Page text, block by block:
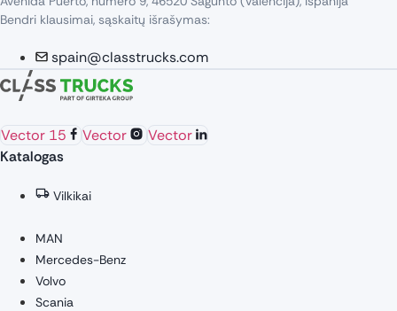
Bendri klausimai, sąskaitų išrašymas:
spain@classtrucks.com
Vector 15 Vector
Vector
Katalogas
Vilkikai
MAN
Mercedes-Benz
Volvo
Scania